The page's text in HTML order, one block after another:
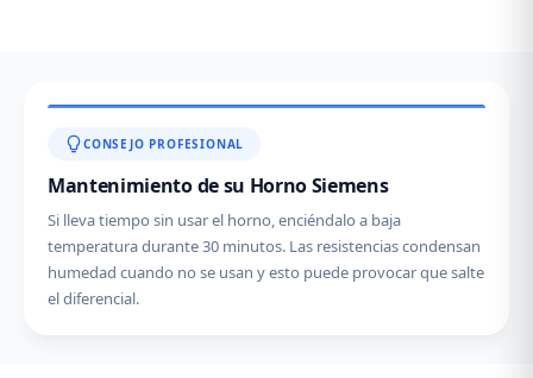
CONSEJO PROFESIONAL
Mantenimiento de su Horno Siemens
Si lleva tiempo sin usar el horno, enciéndalo a baja
temperatura durante 30 minutos. Las resistencias condensan
humedad cuando no se usan y esto puede provocar que salte
el diferencial.